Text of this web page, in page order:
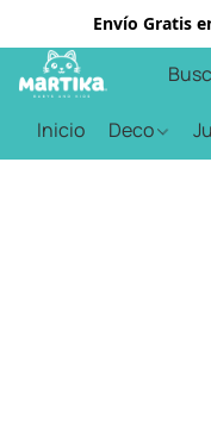
Envío Gratis
Inicio Deco